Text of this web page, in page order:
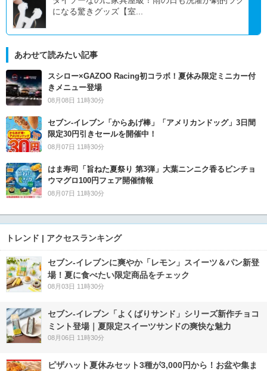
になる驚きグッズ【室...
あわせて読みたい記事
スシロー×GAZOO Racing初コラボ！夏休み限定ミニカー付
きメニュー登場
08月08日 11時30分
セブン‐イレブン「からあげ棒」「アメリカンドッグ」3日間
限定30円引きセールを開催中！
08月07日 11時30分
はま寿司「旨ねた夏祭り 第3弾」大葉ニンニク香るビンチョ
ウマグロ100円フェア開催情報
08月07日 11時30分
トレンド | アクセスランキング
セブン‐イレブンに爽やか「レモン」スイーツ＆パン新登
場！夏に食べたい限定商品をチェック
08月03日 11時30分
セブン‐イレブン「よくばりサンド」シリーズ新作チョコ
ミント登場｜夏限定スイーツサンドの爽快な魅力
08月06日 11時30分
ピザハット夏休みセット3種が3,000円から！お盆や集ま